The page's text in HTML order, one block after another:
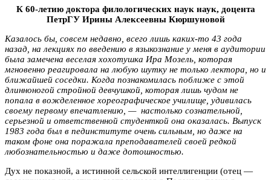
К 60-летию доктора филологических наук наук, доцента
ПетрГУ Ирины Алексеевны Кюршуновой
Казалось бы, совсем недавно, всего лишь каких-то 43 года
назад, на лекциях по введению в языкознание у меня в аудитории
была замечена веселая хохотушка Ира Мозель, которая
мгновенно реагировала на любую шутку не только лектора, но и
ближайшей соседки. Когда познакомилась поближе с этой
длинноногой стройной девчушкой, которая лишь чудом не
попала в вожделенное хореографическое училище, удивилась
своему первому впечатлению, — настолько сознательной,
серьезной и ответственной студенткой она оказалась. Выпуск
1983 года был в пединституте очень сильным, но даже на
таком фоне она поражала преподавателей своей редкой
любознательностью и даже дотошностью.
Дух не показной, а истинной сельской интеллигенции (отец —